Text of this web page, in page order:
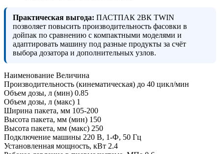
Практическая выгода: ПАСТПАК 2ВК TWIN
позволяет повысить производительность фасовки в
дойпак по сравнению с компактными моделями и
адаптировать машину под разные продукты за счёт
выбора дозатора и дополнительных узлов.
Наименование Величина
Производительность (кинематическая) до 40 цикл/мин
Объем дозы, л (мин) 0.85
Объем дозы, л (макс) 1
Ширина пакета, мм 105-200
Высота пакета, мм (мин) 150
Высота пакета, мм (макс) 250
Подключение машины 220 В, 1-Ф, 50 Гц
Установленная мощность, кВт 2.4